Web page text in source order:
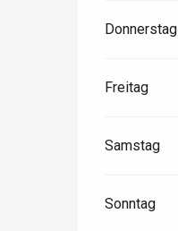
Donnerstag
Freitag
Samstag
Sonntag